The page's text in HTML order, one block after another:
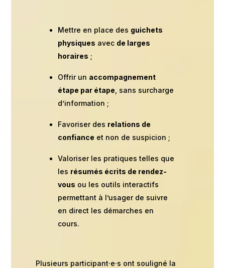
Mettre en place des guichets
physiques avec de larges
horaires ;
Offrir un accompagnement
étape par étape , sans surcharge
d’information ;
Favoriser des relations de
confiance et non de suspicion ;
Valoriser les pratiques telles que
les résumés écrits de rendez-
vous ou les outils interactifs
permettant à l’usager de suivre
en direct les démarches en
cours.
Plusieurs participant·e·s ont souligné la